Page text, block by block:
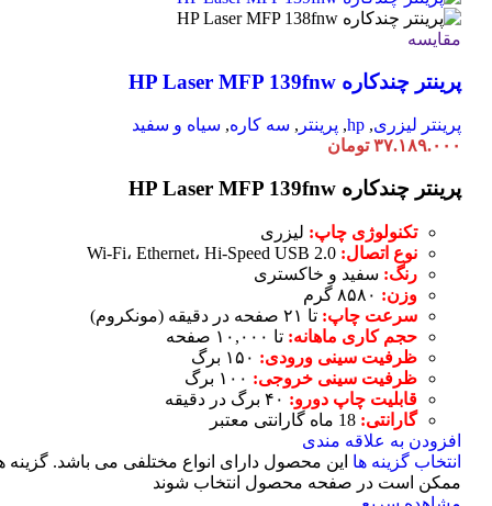
مقایسه
پرینتر چندکاره HP Laser MFP 139fnw
پرینتر لیزری,
hp
, پرینتر , سه کاره, سیاه و سفید
۳۷.۱۸۹.۰۰۰ تومان
پرینتر چندکاره HP Laser MFP 139fnw
تکنولوژی چاپ: لیزری
نوع اتصال:
رنگ: سفید و خاکستری
وزن:
سرعت چاپ: تا ۲۱ صفحه در دقیقه (مونکروم)
حجم کاری ماهانه: تا ۱۰,۰۰۰ صفحه
ظرفیت سینی ورودی:
ظرفیت سینی خروجی:
قابلیت چاپ دورو:
گارانتی:
افزودن به علاقه مندی
انتخاب گزینه ها این محصول دارای انواع مختلفی می باشد. گزینه
ممکن است در صفحه محصول انتخاب شوند